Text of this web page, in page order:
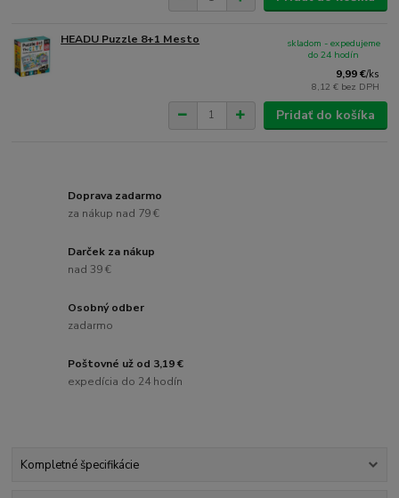
HEADU Puzzle 8+1 Mesto
9,99 €/ks
8,12 € bez DPH
skladom - expedujeme
do 24 hodín
Pridať do košíka
Doprava zadarmo
za nákup nad 79 €
Darček za nákup
nad 39 €
Osobný odber
zadarmo
Poštovné už od 3,19 €
expedícia do 24 hodín
Kompletné špecifikácie